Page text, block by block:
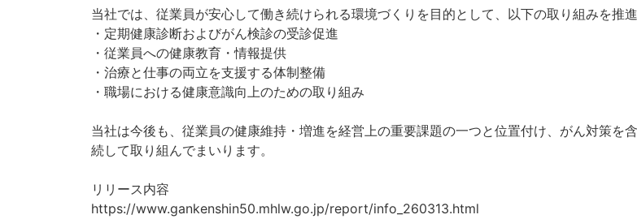
当社では、従業員が安心して働き続けられる環境づくりを目的として、以下の取り組みを推進
・定期健康診断およびがん検診の受診促進
・従業員への健康教育・情報提供
・治療と仕事の両立を支援する体制整備
・職場における健康意識向上のための取り組み
当社は今後も、従業員の健康維持・増進を経営上の重要課題の一つと位置付け、がん対策を
続して取り組んでまいります。
リリース内容
https://www.gankenshin50.mhlw.go.jp/report/info_260313.html